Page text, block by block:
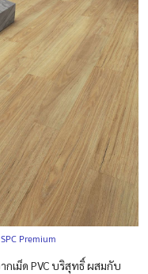
Premium
กเม็ด PVC บริสุทธิ์ ผสมกับ